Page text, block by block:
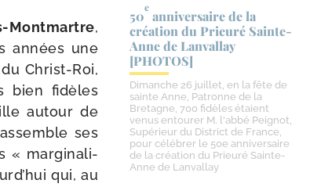
​Montmartre,
années une
Christ-​Roi,
bien fidèles
autour de
ses
« mar­gi­na­li­
qui, au
50
e
anniversaire de la
création du Prieuré Sainte-​
Anne de Lanvallay
[PHOTOS]
Dimanche 26 juillet, en la fête de
sainte Anne, Patronne de la
Bretagne, 700 fidèles étaient
venus entourer M. l'abbé Peignot,
Supérieur du District de France,
pour célébrer le 50e anniversaire
de la création du Prieuré Sainte-
Anne de Lanvallay